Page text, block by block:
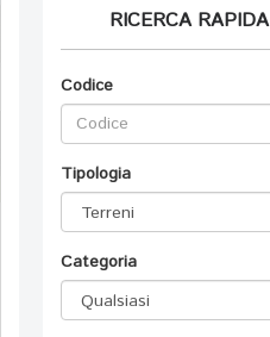
RICERCA RAPIDA
Codice
Tipologia
Categoria